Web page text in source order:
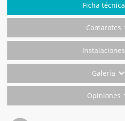
Ficha técnica
Camarotes
Instalaciones
Galería
Opiniones